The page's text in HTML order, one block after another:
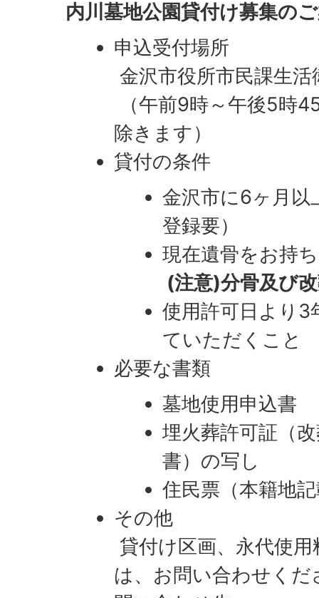
内川墓地公園貸付け募集の
申込受付場所
金沢市役所市民課生
（午前9時～午後5時
除きます）
貸付の条件
金沢市に6ヶ月以
登録要）
現在遺骨をお持
(注意)分骨及び
使用許可日より3
ていただくこと
必要な書類
墓地使用申込書
埋火葬許可証（
書）の写し
住民票（本籍地
その他
貸付け区画、永代使
は、お問い合わせくだ